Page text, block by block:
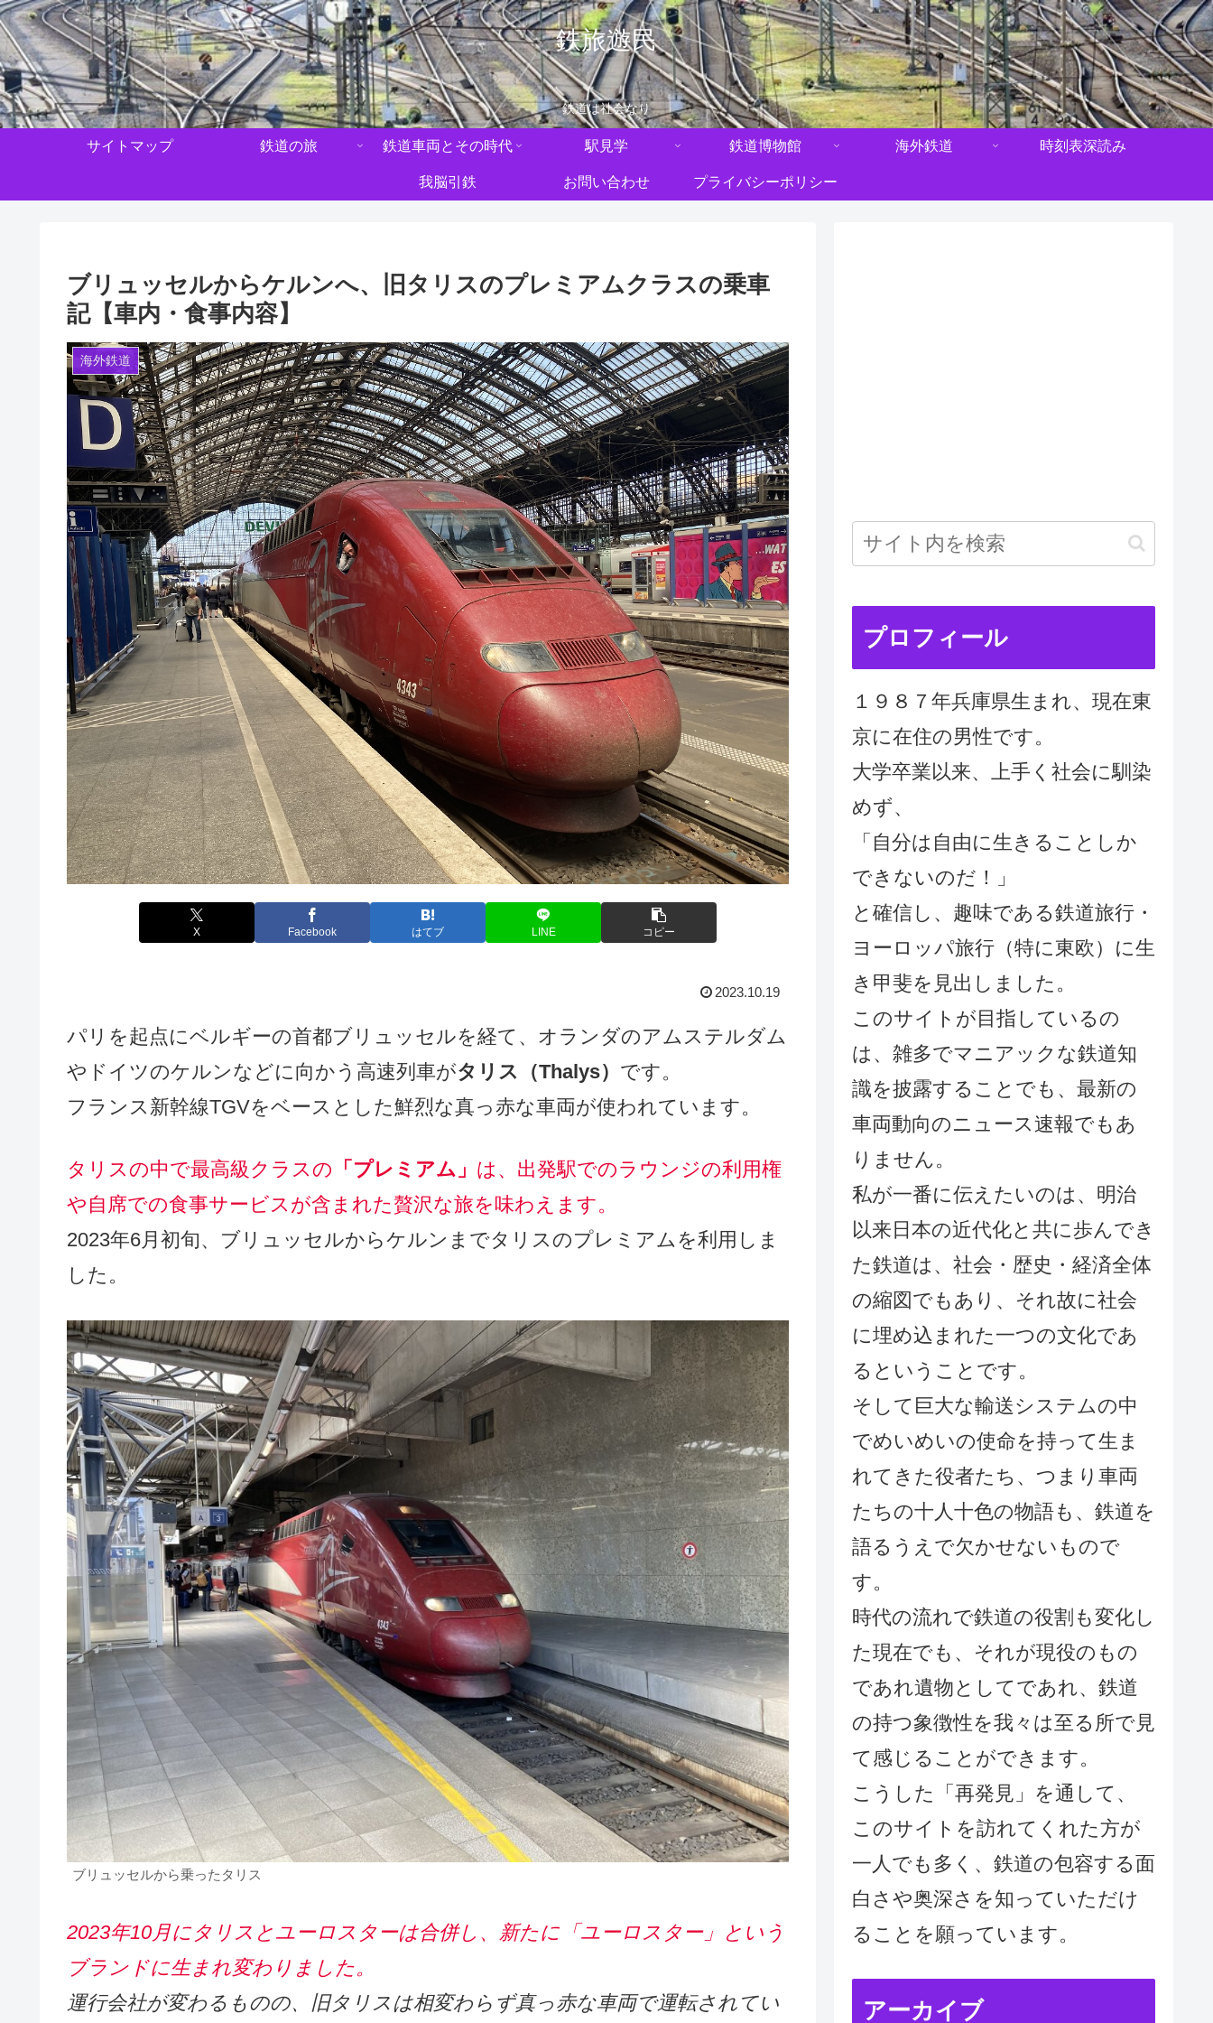
鉄旅遊民
鉄道は社会なり
サイトマップ 鉄道の旅 鉄道車両とその時代 駅見学 鉄道博物館 海外鉄道 時刻表深読み
我脳引鉄 お問い合わせ プライバシーポリシー
ブリュッセルからケルンへ、旧タリスのプレミアムクラスの乗車
記【車内・食事内容】
海外鉄道
X Facebook はてブ LINE コピー
2023.10.19
パリを起点にベルギーの首都ブリュッセルを経て、オランダのアムステルダム
やドイツのケルンなどに向かう高速列車がタリス（Thalys） です。
フランス新幹線TGVをベースとした鮮烈な真っ赤な車両が使われています。
タリスの中で最高級クラスの 「プレミアム」 は、出発駅でのラウンジの利用権
や自席での食事サービスが含まれた贅沢な旅を味わえます。
2023年6月初旬、ブリュッセルからケルンまでタリスのプレミアムを利用しま
した。
ブリュッセルから乗ったタリス
2023年10月にタリスとユーロスターは合併し、新たに「ユーロスター」という
ブランドに生まれ変わりました。
運行会社が変わるものの、旧タリスは相変わらず真っ赤な車両で運転されてい
プロフィール
１９８７年兵庫県生まれ、現在東
京に在住の男性です。
大学卒業以来、上手く社会に馴染
めず、
「自分は自由に生きることしか
できないのだ！」
と確信し、趣味である鉄道旅行・
ヨーロッパ旅行（特に東欧）に生
き甲斐を見出しました。
このサイトが目指しているの
は、雑多でマニアックな鉄道知
識を披露することでも、最新の
車両動向のニュース速報でもあ
りません。
私が一番に伝えたいのは、明治
以来日本の近代化と共に歩んでき
た鉄道は、社会・歴史・経済全体
の縮図でもあり、それ故に社会
に埋め込まれた一つの文化であ
るということです。
そして巨大な輸送システムの中
でめいめいの使命を持って生ま
れてきた役者たち、つまり車両
たちの十人十色の物語も、鉄道を
語るうえで欠かせないもので
す。
時代の流れで鉄道の役割も変化し
た現在でも、それが現役のもの
であれ遺物としてであれ、鉄道
の持つ象徴性を我々は至る所で見
て感じることができます。
こうした「再発見」を通して、
このサイトを訪れてくれた方が
一人でも多く、鉄道の包容する面
白さや奥深さを知っていただけ
ることを願っています。
アーカイブ